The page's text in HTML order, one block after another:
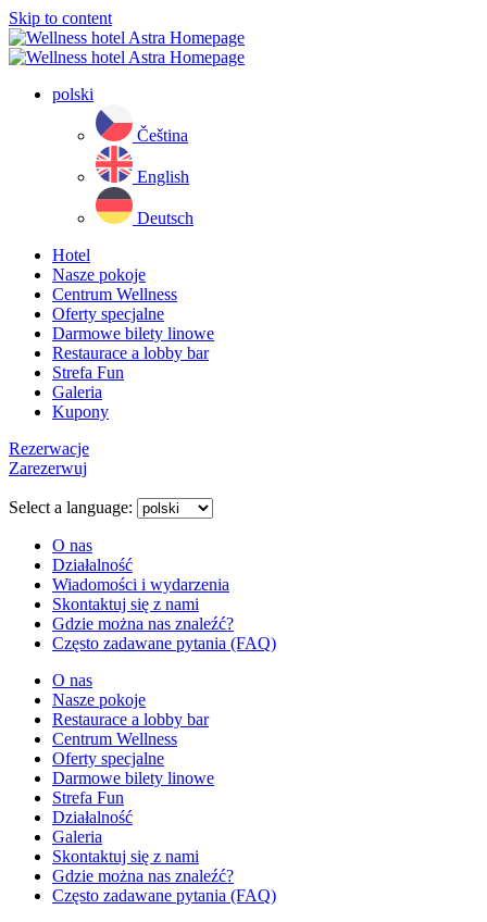
Skip to content
polski
Čeština
English
Deutsch
Hotel
Nasze pokoje
Centrum Wellness
Oferty specjalne
Darmowe bilety linowe
Restaurace a lobby bar
Strefa Fun
Galeria
Kupony
Rezerwacje
Zarezerwuj
menu
Select a language:
O nas
Działalność
Wiadomości i wydarzenia
Skontaktuj się z nami
Gdzie można nas znaleźć?
Często zadawane pytania (FAQ)
O nas
Nasze pokoje
Restaurace a lobby bar
Centrum Wellness
Oferty specjalne
Darmowe bilety linowe
Strefa Fun
Działalność
Galeria
Skontaktuj się z nami
Gdzie można nas znaleźć?
Często zadawane pytania (FAQ)